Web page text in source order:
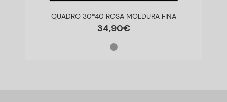
QUADRO 30*40 ROSA MOLDURA FINA
34,90€